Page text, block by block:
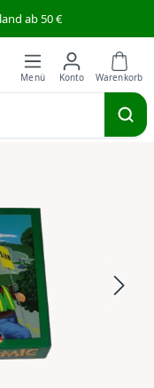
ab 50 €